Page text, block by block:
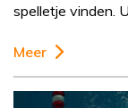
spelletje vinden.
Meer